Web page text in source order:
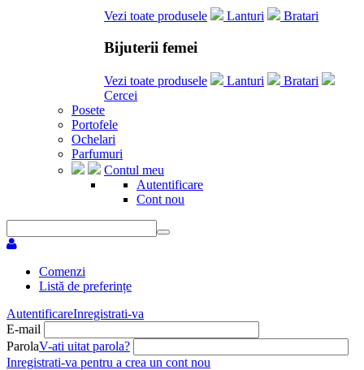
Vezi toate produsele Lanturi Bratari
Bijuterii femei
Vezi toate produsele Lanturi
Bratari
Cercei
Posete
Portofele
Ochelari
Parfumuri
Contul meu
Autentificare
Cont nou
Comenzi
Listă de preferințe
AutentificareInregistrati-va
E-mail
ParolaV-ati uitat parola?
Inregistrati-va pentru a crea un cont nou